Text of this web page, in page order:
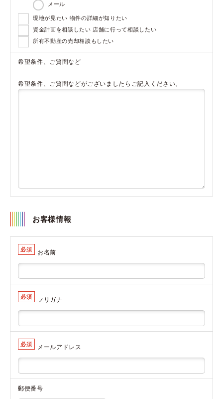
メール
現地が見たい 物件の詳細が知りたい
資金計画を相談したい 店舗に行って相談したい
所有不動産の売却相談もしたい
希望条件、ご質問など
希望条件、ご質問などがございましたらご記入ください。
お客様情報
必須 お名前
必須 フリガナ
必須 メールアドレス
郵便番号